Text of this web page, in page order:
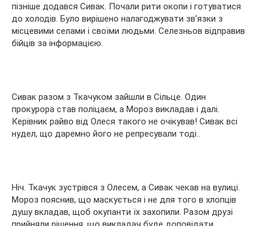
пізніше додався Сивак. Почали рити окопи і готуватися
до холодів. Було вирішено налагоджувати зв’язки з
місцевими селами і своїми людьми. Селезньов відправив
бійців за інформацією.
Сивак разом з Ткачуком зайшли в Сільце. Один
прокурора став поліцаєм, а Мороз викладав і далі.
Керівник райво від Олеся такого не очікував! Сивак всі
нудел, що даремно його не репресували тоді..
Ніч. Ткачук зустрівся з Олесем, а Сивак чекав на вулиці.
Мороз пояснив, що маскується і не для того в хлопців
душу вкладав, щоб окупанти їх захопили. Разом друзі